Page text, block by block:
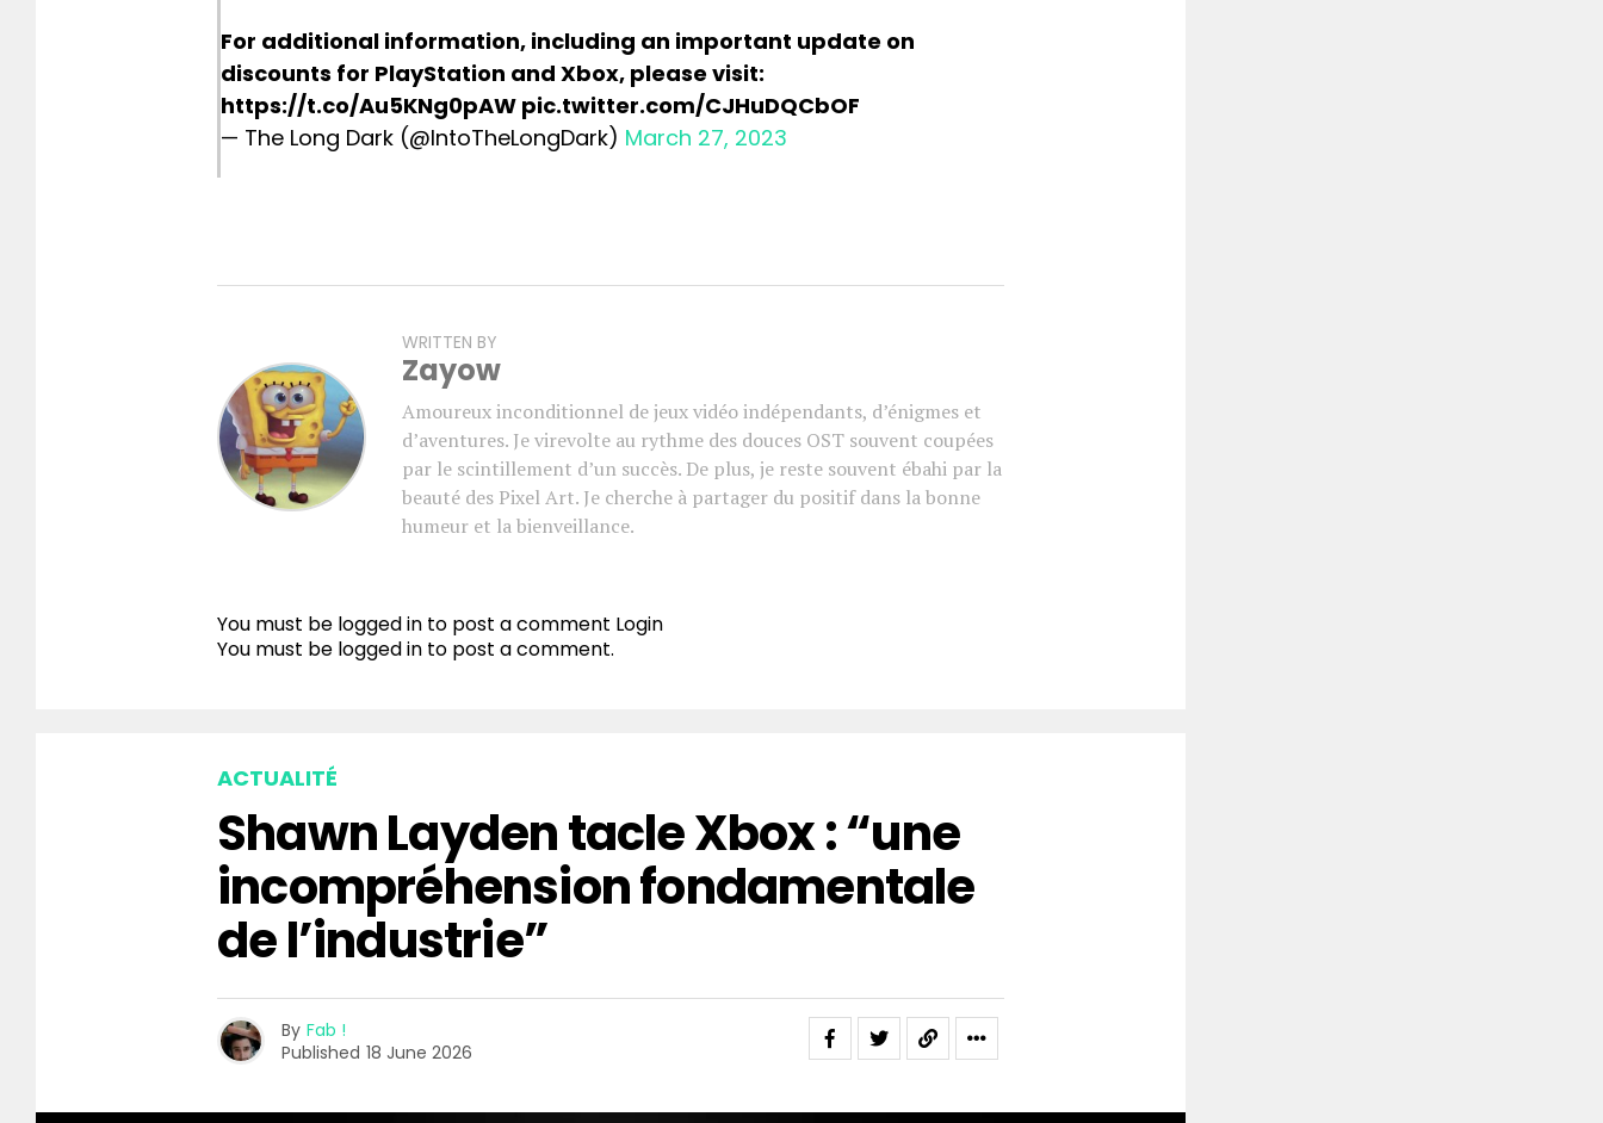
For additional information, including an important update on
discounts for PlayStation and Xbox, please visit:
https://t.co/Au5KNg0pAW pic.twitter.com/CJHuDQCbOF
— The Long Dark (@IntoTheLongDark) March 27, 2023
WRITTEN BY
Zayow
Amoureux inconditionnel de jeux vidéo indépendants, d’énigmes et
d’aventures. Je virevolte au rythme des douces OST souvent coupées
par le scintillement d’un succès. De plus, je reste souvent ébahi par la
beauté des Pixel Art. Je cherche à partager du positif dans la bonne
humeur et la bienveillance.
You must be logged in to post a comment Login
You must be logged in to post a comment.
ACTUALITÉ
Shawn Layden tacle Xbox : “une
incompréhension fondamentale
de l’industrie”
By Fab !
Published 18 June 2026